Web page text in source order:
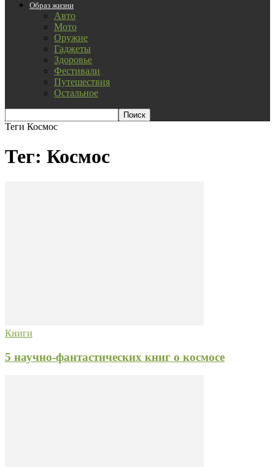
Образ жизни
Авто
Мото
Оружие
Гаджеты
Здоровье
Фестивали
Путешествия
Остальное
Теги Космос
Тег: Космос
Книги
5 научно-фантастических книг о космосе